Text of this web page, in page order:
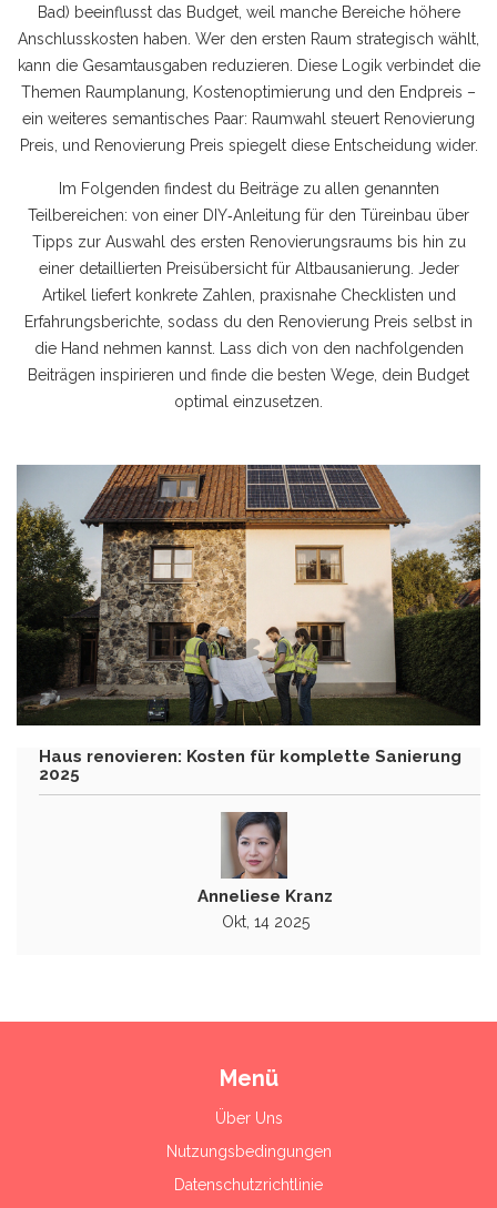
Bad) beeinflusst das Budget, weil manche Bereiche höhere
Anschlusskosten haben. Wer den ersten Raum strategisch wählt,
kann die Gesamtausgaben reduzieren. Diese Logik verbindet die
Themen Raumplanung, Kostenoptimierung und den Endpreis –
ein weiteres semantisches Paar: Raumwahl steuert Renovierung
Preis, und Renovierung Preis spiegelt diese Entscheidung wider.
Im Folgenden findest du Beiträge zu allen genannten
Teilbereichen: von einer DIY‑Anleitung für den Tür­einbau über
Tipps zur Auswahl des ersten Renovierungsraums bis hin zu
einer detaillierten Preisübersicht für Altbausanierung. Jeder
Artikel liefert konkrete Zahlen, praxisnahe Checklisten und
Erfahrungsberichte, sodass du den Renovierung Preis selbst in
die Hand nehmen kannst. Lass dich von den nachfolgenden
Beiträgen inspirieren und finde die besten Wege, dein Budget
optimal einzusetzen.
Haus renovieren: Kosten für komplette Sanierung
2025
Anneliese Kranz
Okt, 14 2025
Menü
Über Uns
Nutzungsbedingungen
Datenschutzrichtlinie